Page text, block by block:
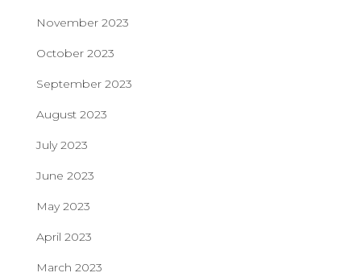
November 2023
October 2023
September 2023
August 2023
July 2023
June 2023
May 2023
April 2023
March 2023